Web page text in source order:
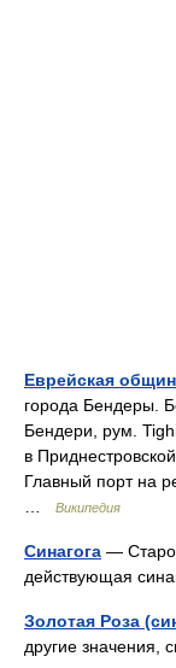
Еврейская
города Бендеры.
Бендери, рум.
в
Главный порт на
Википедия
Синагога —
действующая
Золотая Роза
другие значения,